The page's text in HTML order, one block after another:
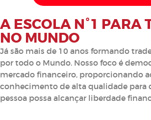
A ESCOLA N°1 PARA
NO MUNDO
Já são mais de 10 anos formando
por todo o Mundo. Nosso foco é
mercado financeiro, proporcionando
conhecimento de alta qualidade para
pessoa possa alcançar liberdade